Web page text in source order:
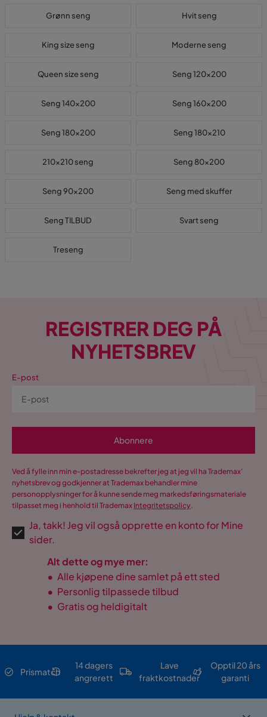
Grønn seng Hvit seng
King size seng Moderne seng
Queen size seng Seng 120x200
Seng 140x200 Seng 160x200
Seng 180x200 Seng 180x210
210x210 seng Seng 80x200
Seng 90x200 Seng med skuffer
Seng TILBUD Svart seng
Treseng
REGISTRER DEG PÅ
NYHETSBREV
E-post
Abonnere
Ved å fylle inn min e-postadresse bekrefter jeg at jeg vil ha Trademax’
nyhetsbrev og godkjenner at Trademax behandler mine
personopplysninger for å kunne sende meg markedsføringsmateriale
tilpasset meg i henhold til Trademax Integritetspolicy.
Ja, takk! Jeg vil også opprette en konto for Mine
sider.
Alt dette og mye mer:
• Alle kjøpene dine samlet på ett sted
• Personlig tilpassede tilbud
• Gratis og heldigitalt
Prismatch
14 dagers
angrerett
Lave
fraktkostnader
Opptil 20 års
garanti